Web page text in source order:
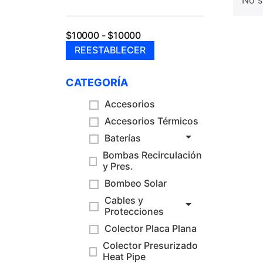
$10000 - $10000
REESTABLECER
CATEGORÍA
Accesorios
Accesorios Térmicos
Baterías
Bombas Recirculación
y Pres.
Bombeo Solar
Cables y
Protecciones
Colector Placa Plana
Colector Presurizado
Heat Pipe